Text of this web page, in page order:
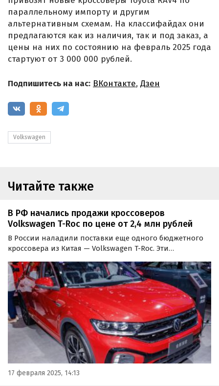
параллельному импорту и другим
альтернативным схемам. На классифайдах они
предлагаются как из наличия, так и под заказ, а
цены на них по состоянию на февраль 2025 года
стартуют от 3 000 000 рублей.
Подпишитесь на нас: ВКонтакте, Дзен
Volkswagen
Читайте также
В РФ начались продажи кроссоверов
Volkswagen T-Roc по цене от 2,4 млн рублей
В России наладили поставки еще одного бюджетного
кроссовера из Китая — Volkswagen T-Roc. Эти
продаются у нас как из наличия, так и под заказ, и
стоят на одном из классифайдов минимум 2,4 млн
рублей, пишут…
17 февраля 2025, 14:13